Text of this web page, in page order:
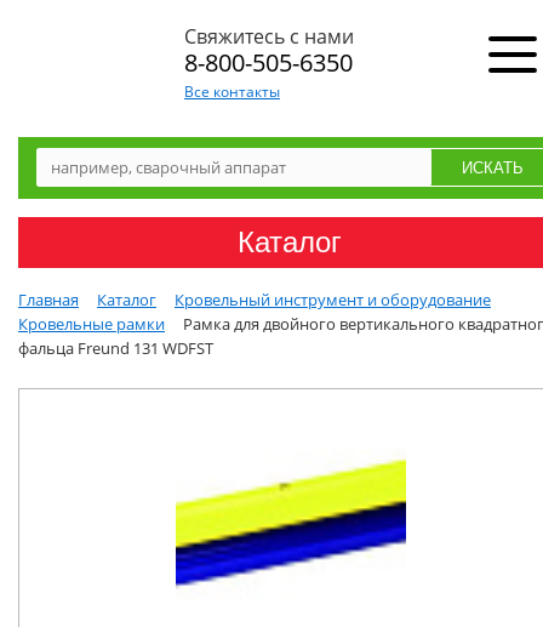
Свяжитесь с нами
8-800-505-6350
Все контакты
Каталог
Главная Каталог
Кровельный инструмент и оборудование
Кровельные рамки
Рамка для двойного вертикального
фальца Freund 131 WDFST